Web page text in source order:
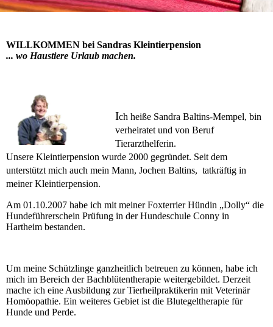
WILLKOMMEN bei Sandras Kleintierpension
... wo Haustiere Urlaub machen.
Ich heiße Sandra Baltins-Mempel, bin
verheiratet und von Beruf
Tierarzthelferin.
Unsere Kleintierpension wurde 2000 gegründet. Seit dem
unterstützt mich auch mein Mann, Jochen Baltins, tatkräftig in
meiner Kleintierpension.
Am 01.10.2007 habe ich mit meiner Foxterrier Hündin „Dolly“ die
Hundeführerschein Prüfung in der Hundeschule Conny in
Hartheim bestanden.
Um meine Schützlinge ganzheitlich betreuen zu können, habe ich
mich im Bereich der Bachblütentherapie weitergebildet. Derzeit
mache ich eine Ausbildung zur Tierheilpraktikerin mit Veterinär
Homöopathie. Ein weiteres Gebiet ist die Blutegeltherapie für
Hunde und Perde.